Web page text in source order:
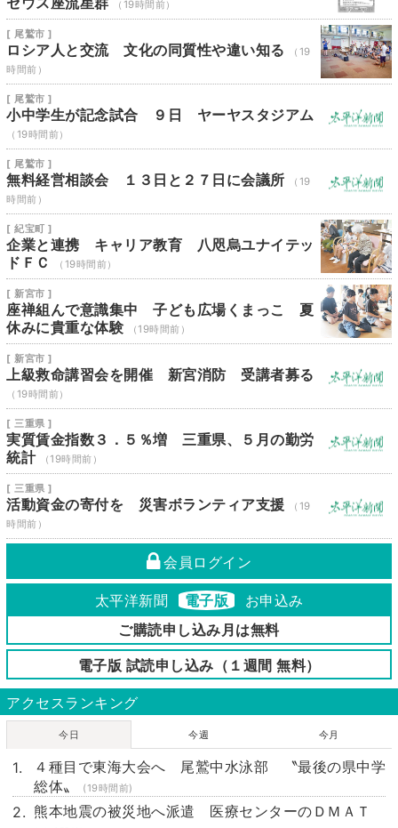
（19時間前）
[ 尾鷲市 ]
ロシア人と交流 文化の同質性や違い知る
（19
時間前）
[ 尾鷲市 ]
小中学生が記念試合 ９日 ヤーヤスタジアム
（19時間前）
[ 尾鷲市 ]
無料経営相談会 １３日と２７日に会議所
（19
時間前）
[ 紀宝町 ]
企業と連携 キャリア教育 八咫烏ユナイテッ
ドＦＣ
（19時間前）
[ 新宮市 ]
座禅組んで意識集中 子ども広場くまっこ 夏
休みに貴重な体験
（19時間前）
[ 新宮市 ]
上級救命講習会を開催 新宮消防 受講者募る
（19時間前）
[ 三重県 ]
実質賃金指数３．５％増 三重県、５月の勤労
統計
（19時間前）
[ 三重県 ]
活動資金の寄付を 災害ボランティア支援
（19
時間前）
会員ログイン
太平洋新聞 電子版
お申込み
ご購読申し込み月は無料
電子版 試読申し込み（１週間 無料）
アクセスランキング
今日 今週 今月
４種目で東海大会へ 尾鷲中水泳部 〝最後の県中学
総体〟
(19時間前)
熊本地震の被災地へ派遣 医療センターのＤＭＡＴ